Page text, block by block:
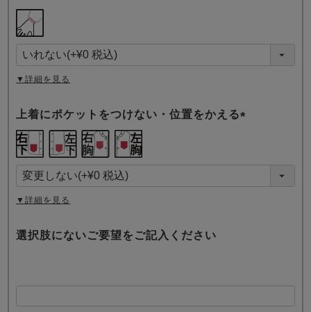
須
)
▼詳細を見る
上着にポケットをつけない・位置をかえる
須
)
▼詳細を見る
選択肢にないご要望をご記入ください